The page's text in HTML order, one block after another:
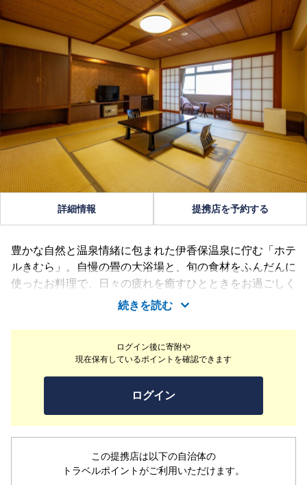
ログイン後に寄附や
現在保有しているポイントを確認できます
ログイン
この提携店は以下の自治体の
トラベルポイントがご利用いただけます。
詳細情報 提携店を予約する
豊かな自然と温泉情緒に包まれた伊香保温泉に佇む「ホテ
ルきむら」。自慢の畳の大浴場と、旬の食材をふんだんに
使ったお料理で、日々の疲れを癒すひとときをお過ごしく
ださい。ファミリーからカップル、団体旅行まで、さまざ
まなお客様にご満足いただけるおもてなしをご用意してお
ります。漫画コーナー、キッズコーナーのボールプールも
完備♪お子様も大人も飽きることなく楽しめる工夫がいっ
ぱい。家族旅行はもちろん、三世代での温泉旅行にもおす
すめです！
続きを読む